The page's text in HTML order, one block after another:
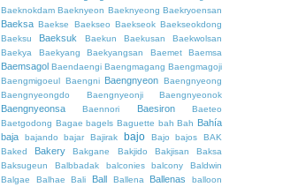
Baeknokdam Baeknyeon Baeknyeong Baekryoensan
Baeksa Baekse Baekseo Baekseok Baekseokdong
Baeksu
Baeksuk Baekun Baekusan
Baekwolsan
Baekya
Baekyang Baekyangsan Baemet Baemsa
Baemsagol Baendaengi Baengmagang Baengmagoji
Baengmigoeul Baengni Baengnyeon Baengnyeong
Baengnyeongdo
Baengnyeonji Baengnyeonok
Baengnyeonsa Baennori Baesiron
Baeteo
Baetgodong Bagae bagels Baguette bah Bah Bahía
baja
bajando bajar Bajirak bajo Bajo bajos
BAK
Baked
Bakery Bakgane Bakjido Bakjisan
Baksa
Baksugeun
Balbbadak balconies balcony
Baldwin
Balgae
Balhae Bali Ball Ballena Ballenas
balloon